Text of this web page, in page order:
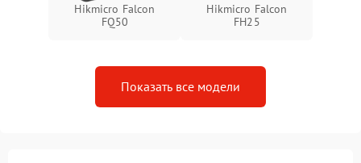
Hikmicro Falcon
FQ50
Hikmicro Falcon
FH25
Показать все модели